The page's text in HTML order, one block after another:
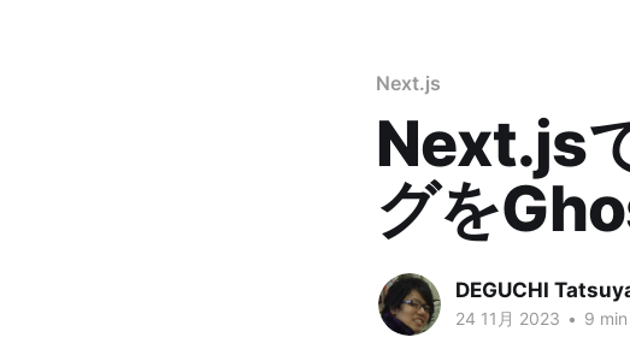
Next.js
Next.js
グを
DEGUCHI
24 11月 2023 • 9